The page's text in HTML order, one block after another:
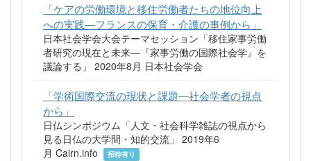
「ケアの労働環境と移住労働者たちの地位向上
への実践―フランスの保育・介護の事例から」
日本社会学会大会テーマセッション「移住家事労働
者研究の現在と未来―『家事労働の国際社会学』を
議論する」 2020年8月 日本社会学会
「学術国際交流の現状と課題―社会学者の視点
から」
日仏シンポジウム「人文・社会科学雑誌の視点から
見る日仏の大学間・知的交流」 2019年6
月 Cairn.info
招待有り